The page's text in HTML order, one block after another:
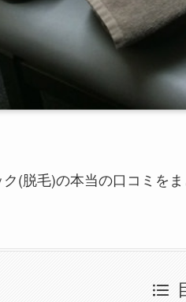
(脱毛)の本当の口コミをま